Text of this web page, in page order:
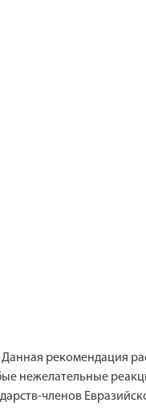
рекомендация
нежелательные
членов